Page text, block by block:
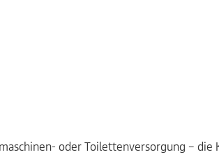
oder Toilettenversorgung – die